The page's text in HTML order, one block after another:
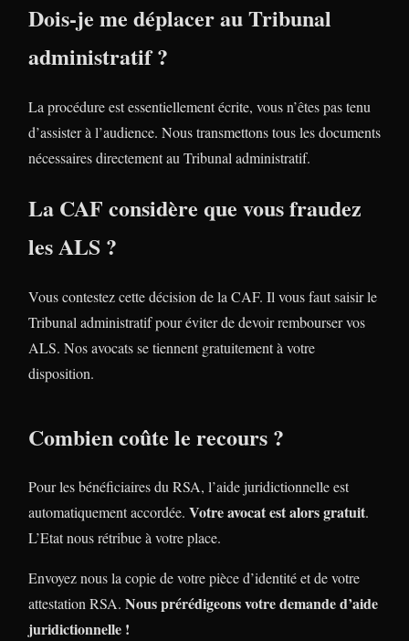
Dois-je me déplacer au Tribunal
administratif ?
La procédure est essentiellement écrite, vous n’êtes pas tenu
d’assister à l’audience. Nous transmettons tous les documents
nécessaires directement au Tribunal administratif.
La CAF considère que vous fraudez
les ALS ?
Vous contestez cette décision de la CAF. Il vous faut saisir le
Tribunal administratif pour éviter de devoir rembourser vos
ALS. Nos avocats se tiennent gratuitement à votre
disposition.
Combien coûte le recours ?
Pour les bénéficiaires du RSA, l’aide juridictionnelle est
automatiquement accordée. Votre avocat est alors gratuit.
L’Etat nous rétribue à votre place.
Envoyez nous la copie de votre pièce d’identité et de votre
attestation RSA. Nous prérédigeons votre demande d’aide
juridictionnelle !